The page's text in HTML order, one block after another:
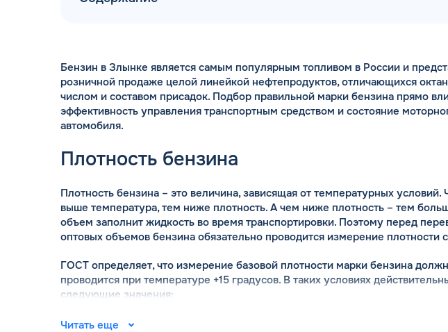
Бензин в Злынке является самым популярным топливом в России и
розничной продаже целой линейкой нефтепродуктов, отличающихся
числом и составом присадок. Подбор правильной марки бензина прямо
эффективность управления транспортным средством и состояние
автомобиля.
Плотность бензина
Плотность бензина – это величина, зависящая от температурных условий.
выше температура, тем ниже плотность. А чем ниже плотность – тем
объем заполнит жидкость во время транспортировки. Поэтому перед
оптовых объемов бензина обязательно проводится измерение плотности
ГОСТ определяет, что измерение базовой плотности марки бензина
проводится при температуре +15 градусов. В таких условиях
следующие значения:
АИ-92 – 760 кг/м3;
Читать еще
60% СКИДОЧНЫХ АЗС